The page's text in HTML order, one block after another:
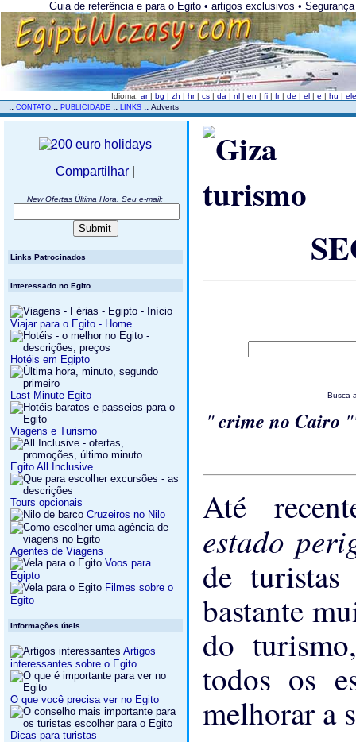
Guia de referência e para o Egito • artigos exclusivos •
Idioma:ar |bg |zh |hr |cs |da |nl |en |fi |fr |de |el |e |hu |
:: CONTATO :: PUBLICIDADE :: LINKS :: Adverts
Compartilhar
New Ofertas Última Hora. Seu e-mail:
Links Patrocinados
Interessado no Egito
Viajar para o Egito - Home
Hotéis em Egipto
Last Minute Egito
Viagens e Turismo
Egito All Inclusive
Tours opcionais
Cruzeiros no Nilo
Agentes de Viagens
Voos para
Egipto
Filmes sobre o
Egito
Informações úteis
Artigos
interessantes sobre o Egito
O que você precisa ver no Egito
Dicas para turistas
Busca
"crime no Cairo
Até
estado
de
bastante
do
todos os
melhorar a